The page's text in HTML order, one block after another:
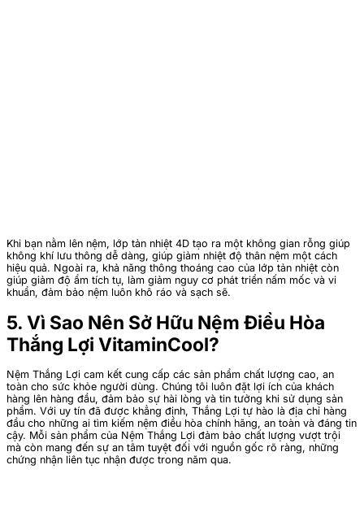
Khi bạn nằm lên nệm, lớp tản nhiệt 4D tạo ra một không gian rỗng giúp
không khí lưu thông dễ dàng, giúp giảm nhiệt độ thân nệm một cách
hiệu quả. Ngoài ra, khả năng thông thoáng cao của lớp tản nhiệt còn
giúp giảm độ ẩm tích tụ, làm giảm nguy cơ phát triển nấm mốc và vi
khuẩn, đảm bảo nệm luôn khô ráo và sạch sẽ.
5. Vì Sao Nên Sở Hữu Nệm Điều Hòa
Thắng Lợi VitaminCool?
Nệm Thắng Lợi cam kết cung cấp các sản phẩm chất lượng cao, an
toàn cho sức khỏe người dùng. Chúng tôi luôn đặt lợi ích của khách
hàng lên hàng đầu, đảm bảo sự hài lòng và tin tưởng khi sử dụng sản
phẩm. Với uy tín đã được khẳng định, Thắng Lợi tự hào là địa chỉ hàng
đầu cho những ai tìm kiếm nệm điều hòa chính hãng, an toàn và đáng tin
cậy. Mỗi sản phẩm của Nệm Thắng Lợi đảm bảo chất lượng vượt trội
mà còn mang đến sự an tâm tuyệt đối với nguồn gốc rõ ràng, những
chứng nhận liên tục nhận được trong năm qua.